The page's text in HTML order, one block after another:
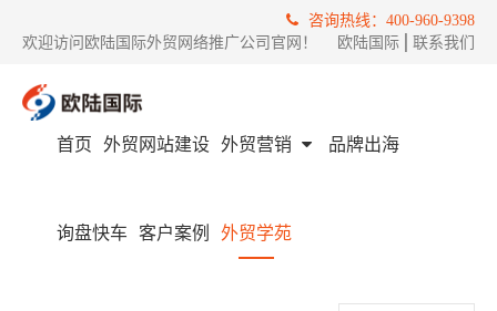
咨询热线：400-960-9398
欢迎访问欧陆国际外贸网络推广公司官网！
欧陆国际 联系我们
首页 外贸网站建设 外贸营销 品牌出海
询盘快车 客户案例 外贸学苑
Youtube推广趋势和策略应